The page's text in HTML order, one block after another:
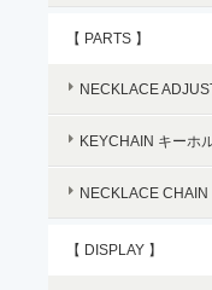
【 PARTS 】
NECKLACE
KEYCHAIN キーホ
NECKLACE
【 DISPLAY 】